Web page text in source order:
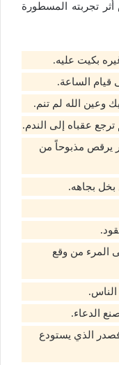
أثر تجربته المسطورة
بكيت عليه.
قيام الساعة.
وعين الله لم تنم.
عقباه إلى الندم.
يرقص مذبوحاً من
بخل بجاهه.
المرء من وقع
الدعاء.
الذي يستودع